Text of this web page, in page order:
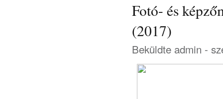
Fotó- és
(2017)
Beküldte admin -